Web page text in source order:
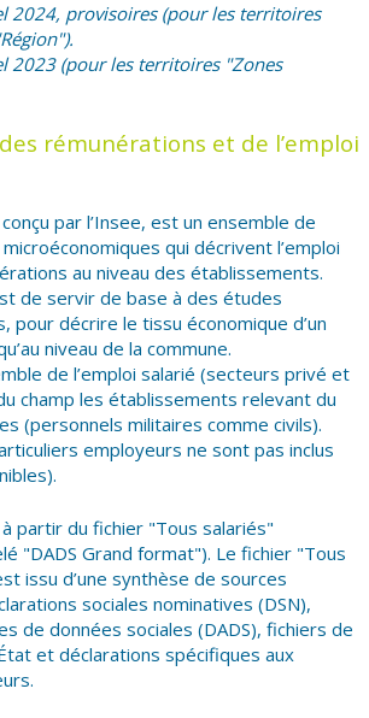
2024, provisoires (pour les territoires
2023 (pour les territoires "Zones
rémunérations et de l’emploi
par l’Insee, est un ensemble de
qui décrivent l’emploi
au niveau des établissements.
de servir de base à des études
pour décrire le tissu économique d’un
niveau de la commune.
de l’emploi salarié (secteurs privé et
champ les établissements relevant du
(personnels militaires comme civils).
employeurs ne sont pas inclus
partir du fichier "Tous salariés"
"DADS Grand format"). Le fichier "Tous
issu d’une synthèse de sources
sociales nominatives (DSN),
de données sociales (DADS), fichiers de
et déclarations spécifiques aux